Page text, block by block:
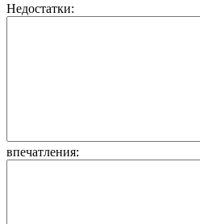
Недостатки:
впечатления: